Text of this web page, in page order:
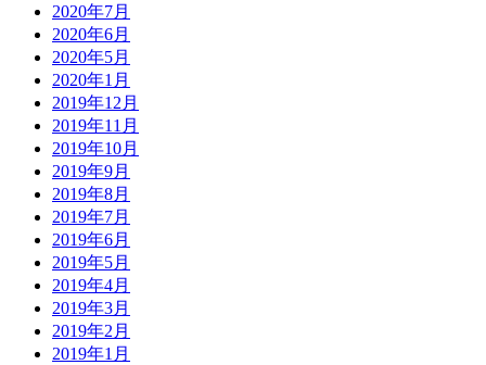
2020年7月
2020年6月
2020年5月
2020年1月
2019年12月
2019年11月
2019年10月
2019年9月
2019年8月
2019年7月
2019年6月
2019年5月
2019年4月
2019年3月
2019年2月
2019年1月